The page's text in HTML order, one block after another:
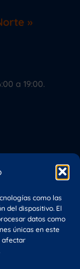
como las
del dispositivo. El
datos como
únicas en este
afectar
»
a 19:00.
»
a 19:00.